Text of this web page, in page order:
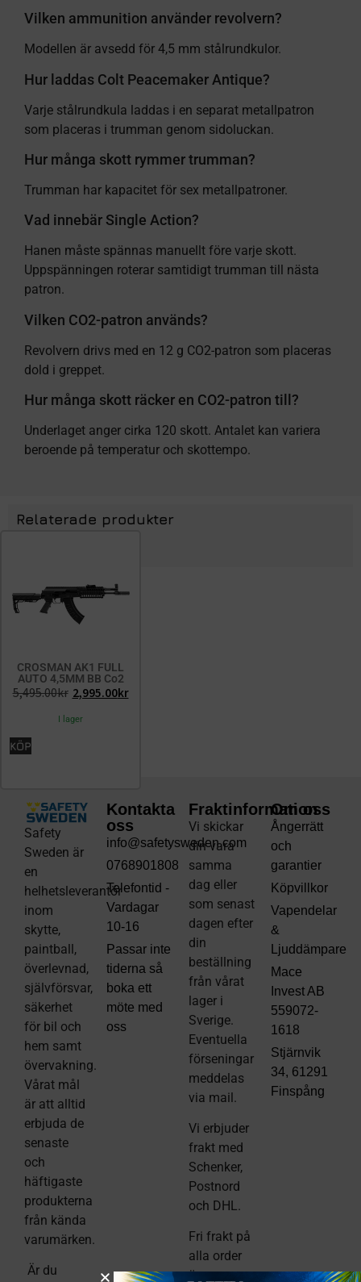
Vilken ammunition använder revolvern?
Modellen är avsedd för 4,5 mm stålrundkulor.
Hur laddas Colt Peacemaker Antique?
Varje stålrundkula laddas i en separat metallpatron
som placeras i trumman genom sidoluckan.
Hur många skott rymmer trumman?
Trumman har kapacitet för sex metallpatroner.
Vad innebär Single Action?
Hanen måste spännas manuellt före varje skott.
Uppspänningen roterar samtidigt trumman till nästa
patron.
Vilken CO2-patron används?
Revolvern drivs med en 12 g CO2-patron som placeras
dold i greppet.
Hur många skott räcker en CO2-patron till?
Underlaget anger cirka 120 skott. Antalet kan variera
beroende på temperatur och skottempo.
Relaterade produkter
CROSMAN AK1 FULL
AUTO 4,5MM BB Co2
5,495.00kr 2,995.00kr
I lager
KÖP
Safety
Sweden är
en
helhetsleverantör
inom
skytte,
paintball,
överlevnad,
självförsvar,
säkerhet
för bil och
hem samt
övervakning.
Vårat mål
är att alltid
erbjuda de
senaste
och
häftigaste
produkterna
från kända
varumärken.
Är du
Kontakta
oss
info@safetysweden.com
0768901808
Telefontid -
Vardagar
10-16
Passar inte
tiderna så
boka ett
möte med
oss
Fraktinformation
Vi skickar
din vara
samma
dag eller
som senast
dagen efter
din
beställning
från vårat
lager i
Sverige.
Eventuella
förseningar
meddelas
via mail.
Vi erbjuder
frakt med
Schenker,
Postnord
och DHL.
Fri frakt på
alla order
över
Om oss
Ångerrätt
och
garantier
Köpvillkor
Vapendelar
&
Ljuddämpare
Mace
Invest AB
559072-
1618
Stjärnvik
34, 61291
Finspång